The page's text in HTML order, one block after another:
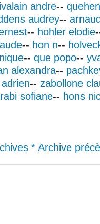
andre--
audrey--
-- hohler elodie
-- hon n--
-- que popo--
alexandra--
-- zabollone
sofiane-- hons
* Archive